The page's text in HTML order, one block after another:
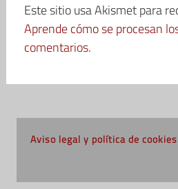
Este sitio usa Akismet para
Aprende cómo se procesan
comentarios.
Aviso legal y política de cookies